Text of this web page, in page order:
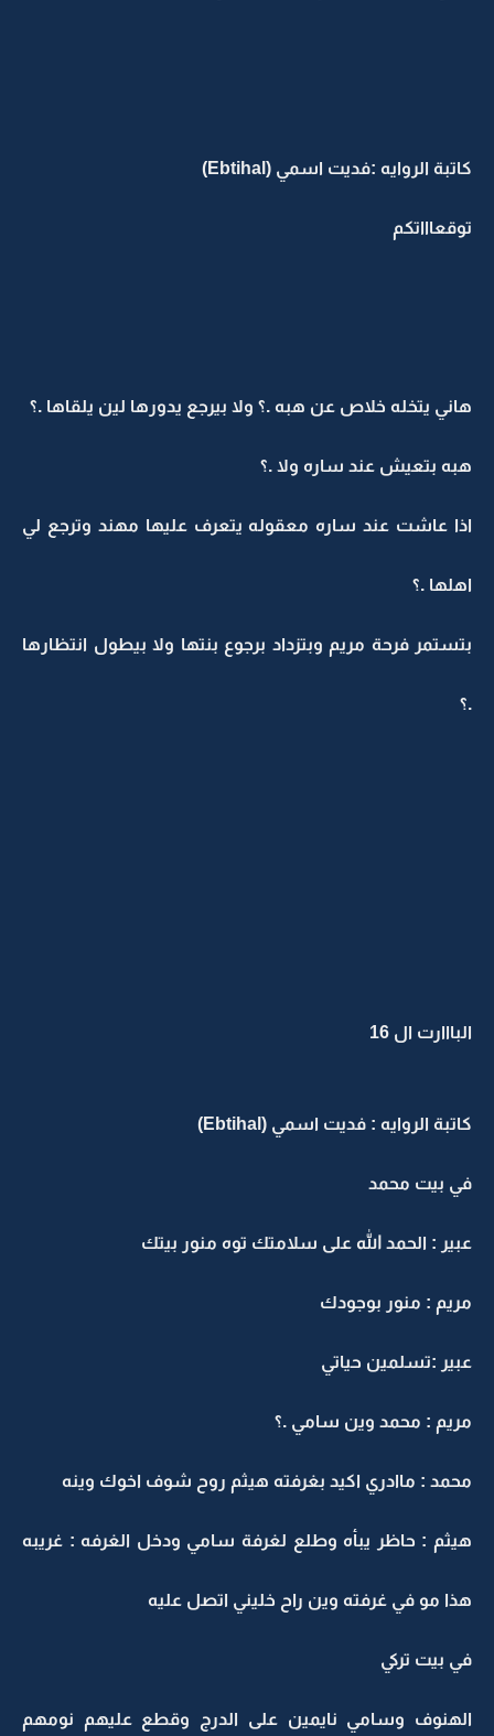
كاتبة الروايه :فديت اسمي (Ebtihal)
توقعاااتكم
هاني يتخله خلاص عن هبه .؟ ولا بيرجع يدورها لين يلقاها .؟
هبه بتعيش عند ساره ولا .؟
اذا عاشت عند ساره معقوله يتعرف عليها مهند وترجع لي
اهلها .؟
بتستمر فرحة مريم وبتزداد برجوع بنتها ولا بيطول انتظارها
.؟
البااارت ال 16
كاتبة الروايه : فديت اسمي (Ebtihal)
في بيت محمد
عبير : الحمد الله على سلامتك توه منور بيتك
مريم : منور بوجودك
عبير :تسلمين حياتي
مريم : محمد وين سامي .؟
محمد : ماادري اكيد بغرفته هيثم روح شوف اخوك وينه
هيثم : حاظر يبأه وطلع لغرفة سامي ودخل الغرفه : غريبه
هذا مو في غرفته وين راح خليني اتصل عليه
في بيت تركي
الهنوف وسامي نايمين على الدرج وقطع عليهم نومهم